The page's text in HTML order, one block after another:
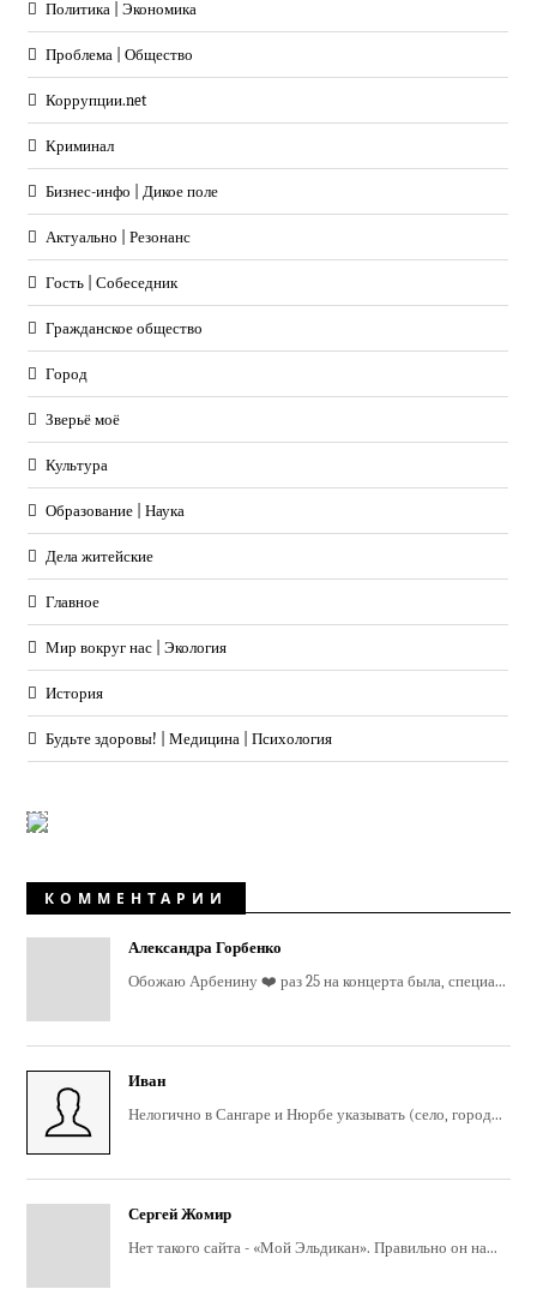
Политика | Экономика
Проблема | Общество
Коррупции.net
Криминал
Бизнес-инфо | Дикое поле
Актуально | Резонанс
Гость | Собеседник
Гражданское общество
Город
Зверьё моё
Культура
Образование | Наука
Дела житейские
Главное
Мир вокруг нас | Экология
История
Будьте здоровы! | Медицина | Психология
КОММЕНТАРИИ
Александра Горбенко
Обожаю Арбенину ❤️ раз 25 на концерта была, специа...
Иван
Нелогично в Сангаре и Нюрбе указывать (село, город...
Сергей Жомир
Нет такого сайта - «Мой Эльдикан». Правильно он на...